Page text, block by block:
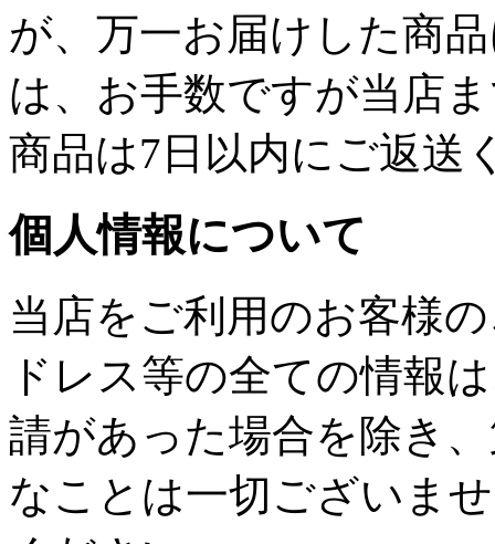
が、万一お届けした商
は、お手数ですが当店
商品は7日以内にご返送
個人情報について
当店をご利用のお客様
ドレス等の全ての情報
請があった場合を除き
なことは一切ございま